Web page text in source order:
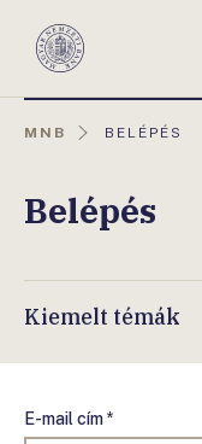
Magyar
MNB
AKTUÁLIS
BELÉPÉS
Belépés
Kiemelt témák
E-mail cím *